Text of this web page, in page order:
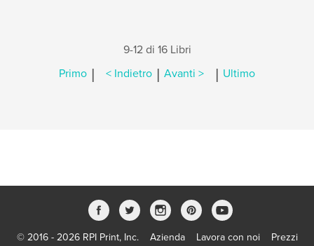
9-12 di 16 Libri
Primo | < Indietro | Avanti > | Ultimo
© 2016 - 2026 RPI Print, Inc. Azienda Lavora con noi Prezzi